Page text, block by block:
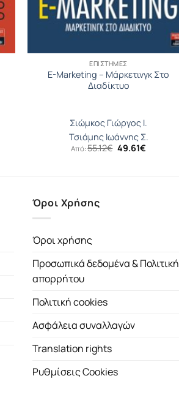
ΕΠΙΣΤΉΜΕΣ
E-Marketing – Μάρκετινγκ Στο
Διαδίκτυο
Σιώμκος Γιώργος Ι.
Τσιάμης Ιωάννης Σ.
Από:55.12€ Original
price
49.61€Η
Όροι Χρήσης
Όροι χρήσης
Προσωπικά δεδομένα & Πολιτική
απορρήτου
Πολιτική cookies
Ασφάλεια συναλλαγών
Translation rights
Ρυθμίσεις Cookies